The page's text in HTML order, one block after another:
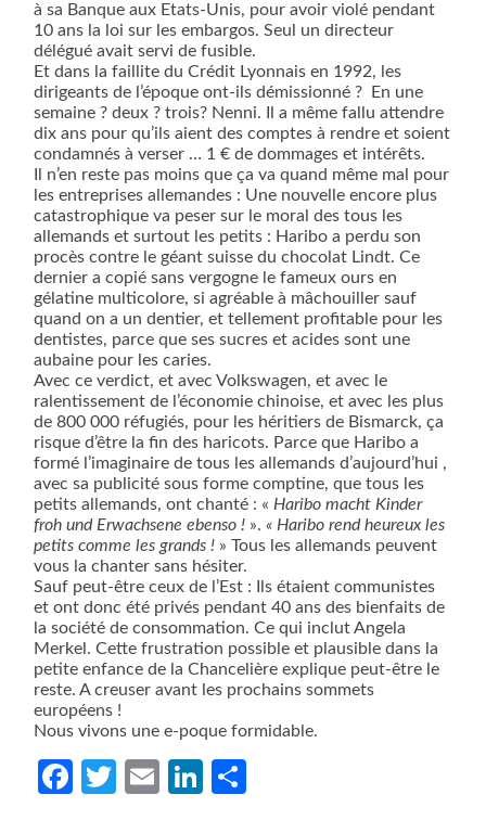
à sa Banque aux Etats-Unis, pour avoir violé pendant
10 ans la loi sur les embargos. Seul un directeur
délégué avait servi de fusible.
Et dans la faillite du Crédit Lyonnais en 1992, les
dirigeants de l’époque ont-ils démissionné ?
En une
semaine ? deux ? trois? Nenni. Il a même fallu attendre
dix ans pour qu’ils aient des comptes à rendre et soient
condamnés à verser … 1 € de dommages et intérêts.
Il n’en reste pas moins que ça va quand même mal pour
les entreprises allemandes : Une nouvelle encore plus
catastrophique va peser sur le moral des tous les
allemands et surtout les petits : Haribo a perdu son
procès contre le géant suisse du chocolat Lindt. Ce
dernier a copié sans vergogne le fameux ours en
gélatine multicolore, si agréable à mâchouiller sauf
quand on a un dentier, et tellement profitable pour les
dentistes, parce que ses sucres et acides sont une
aubaine pour les caries.
Avec ce verdict, et avec Volkswagen, et avec le
ralentissement de l’économie chinoise, et avec les plus
de 800 000 réfugiés, pour les héritiers de Bismarck, ça
risque d’être la fin des haricots. Parce que Haribo a
formé l’imaginaire de tous les allemands d’aujourd’hui ,
avec sa publicité sous forme comptine, que tous les
petits allemands, ont chanté : «Haribo macht Kinder
froh und Erwachsene ebenso ! ».« Haribo rend heureux les
petits comme les grands ! » Tous les allemands peuvent
vous la chanter sans hésiter.
Sauf peut-être ceux de l’Est : Ils étaient communistes
et ont donc été privés pendant 40 ans des bienfaits de
la société de consommation. Ce qui inclut Angela
Merkel. Cette frustration possible et plausible dans la
petite enfance de la Chancelière explique peut-être le
reste. A creuser avant les prochains sommets
européens !
Nous vivons une e-poque formidable.
Facebook
Twitter
EmailLinkedIn